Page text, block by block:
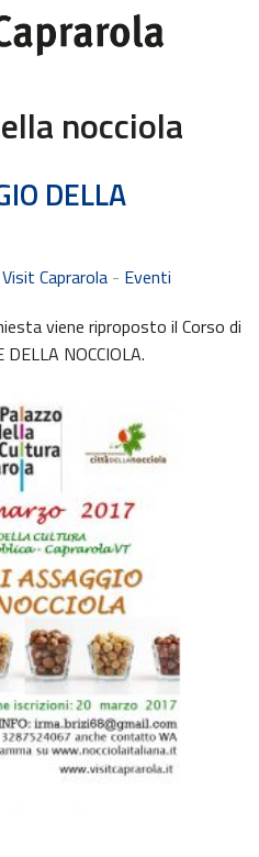
nocciola
DELLA
Visit Caprarola - Eventi
viene riproposto il Corso di
DELLA NOCCIOLA.